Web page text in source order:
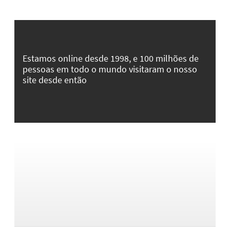
Estamos online desde 1998, e 100 milhões de
pessoas em todo o mundo visitaram o nosso
site desde então